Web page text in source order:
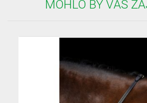
MOHLO BY VÁS